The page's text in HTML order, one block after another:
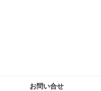
お問い合せ